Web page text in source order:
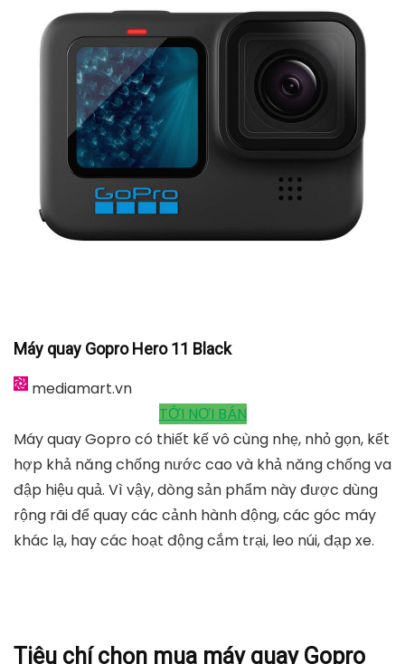
Máy quay Gopro Hero 11 Black
mediamart.vn
TỚI NƠI BÁN
Máy quay Gopro có thiết kế vô cùng nhẹ, nhỏ gọn, kết
hợp khả năng chống nước cao và khả năng chống va
đập hiệu quả. Vì vậy, dòng sản phẩm này được dùng
rộng rãi để quay các cảnh hành động, các góc máy
khác lạ, hay các hoạt động cắm trại, leo núi, đạp xe.
Tiêu chí chọn mua máy quay Gopro